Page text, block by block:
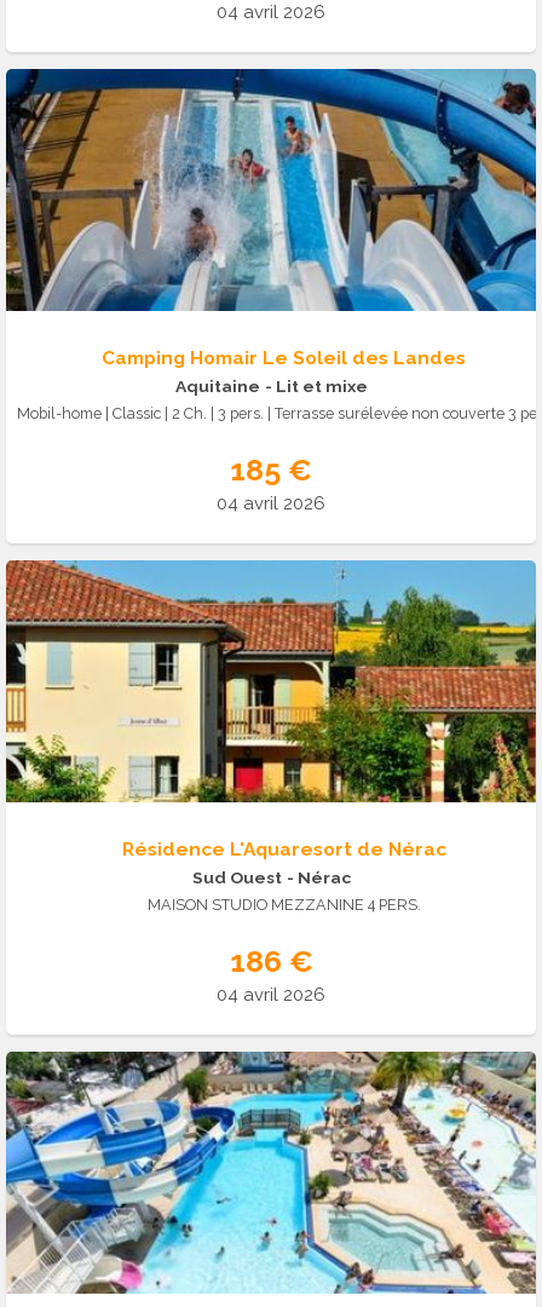
04 avril 2026
Camping Homair Le Soleil des Landes
Aquitaine - Lit et mixe
185 €
04 avril 2026
Résidence L'Aquaresort de Nérac
Sud Ouest - Nérac
MAISON STUDIO MEZZANINE 4 PERS.
186 €
04 avril 2026